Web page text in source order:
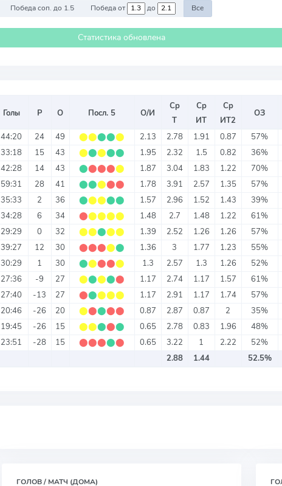
Победа соп. до 1.5 Победа от до Все
Статистика обновлена
Голы Р О Посл. 5 О/И
Ср
Т
Ср
ИТ
Ср
ИТ2
ОЗ
44:20 24 49 ⬤⬤⬤⬤⬤ 2.13 2.78 1.91 0.87 57%
33:18 15 43 ⬤⬤⬤⬤⬤ 1.95 2.32 1.5 0.82 36%
42:28 14 43 ⬤⬤⬤⬤⬤ 1.87 3.04 1.83 1.22 70%
59:31 28 41 ⬤⬤⬤⬤⬤ 1.78 3.91 2.57 1.35 57%
35:33 2 36 ⬤⬤⬤⬤⬤ 1.57 2.96 1.52 1.43 39%
34:28 6 34 ⬤⬤⬤⬤⬤ 1.48 2.7 1.48 1.22 61%
29:29 0 32 ⬤⬤⬤⬤⬤ 1.39 2.52 1.26 1.26 57%
39:27 12 30 ⬤⬤⬤⬤⬤ 1.36 3 1.77 1.23 55%
30:29 1 30 ⬤⬤⬤⬤⬤ 1.3 2.57 1.3 1.26 52%
27:36 -9 27 ⬤⬤⬤⬤⬤ 1.17 2.74 1.17 1.57 61%
27:40 -13 27 ⬤⬤⬤⬤⬤ 1.17 2.91 1.17 1.74 57%
20:46 -26 20 ⬤⬤⬤⬤⬤ 0.87 2.87 0.87 2 35%
19:45 -26 15 ⬤⬤⬤⬤⬤ 0.65 2.78 0.83 1.96 48%
23:51 -28 15 ⬤⬤⬤⬤⬤ 0.65 3.22 1 2.22 52%
2.88 1.44 52.5%
ГОЛОВ / МАТЧ (ДОМА)